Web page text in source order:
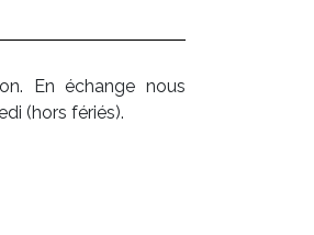
En échange nous
(hors fériés).